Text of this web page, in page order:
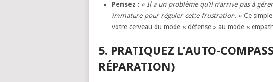
Pensez : « Il a un problème qu’il n’arrive pas à
immature pour réguler cette frustration. »Ce
votre cerveau du mode « défense » au mode «
5. PRATIQUEZ L’AUTO-
RÉPARATION)